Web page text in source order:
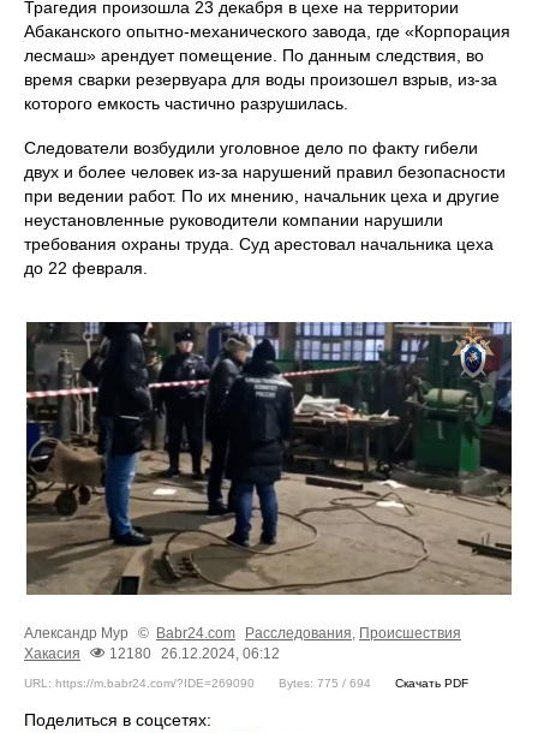
Трагедия произошла 23 декабря в цехе на территории
Абаканского опытно-механического завода, где «Корпорация
лесмаш» арендует помещение. По данным следствия, во
время сварки резервуара для воды произошел взрыв, из-за
которого емкость частично разрушилась.
Следователи возбудили уголовное дело по факту гибели
двух и более человек из-за нарушений правил безопасности
при ведении работ. По их мнению, начальник цеха и другие
неустановленные руководители компании нарушили
требования охраны труда. Суд арестовал начальника цеха
до 22 февраля.
Александр Мур © Babr24.com Расследования, Происшествия
Хакасия
12180 26.12.2024, 06:12
URL: https://m.babr24.com/?IDE=269090 Bytes: 775 / 694 Скачать PDF
Поделиться в соцсетях: